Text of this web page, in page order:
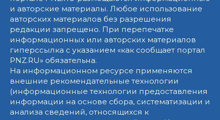
и авторские материалы. Любое использование
авторских материалов без разрешения
редакции запрещено. При перепечатке
информационных или авторских материалов
гиперссылка с указанием «как сообщает портал
PNZ.RU» обязательна.
На информационном ресурсе применяются
внешние рекомендательные технологии
(информационные технологии предоставления
информации на основе сбора, систематизации и
анализа сведений, относящихся к